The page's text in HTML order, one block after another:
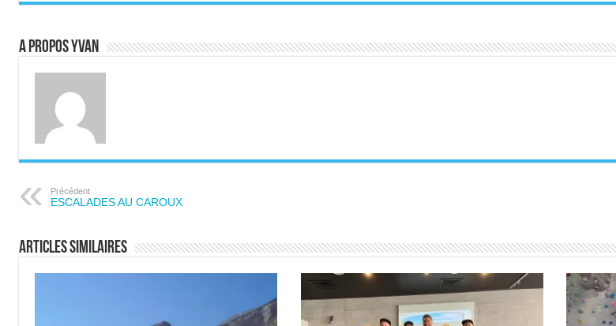
A propos Yvan
Précédent
ESCALADES AU CAROUX
Articles similaires